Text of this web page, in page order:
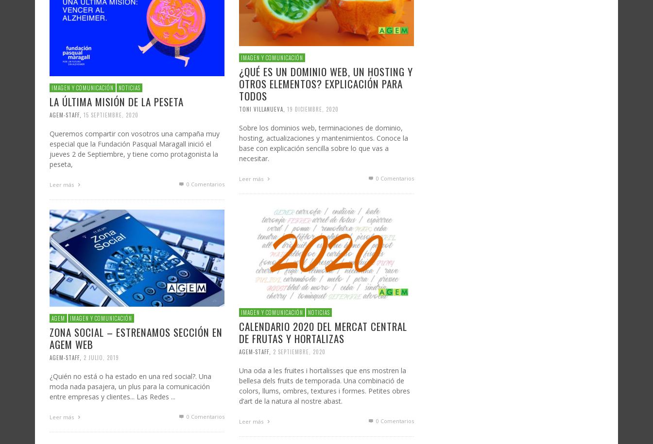
IMAGEN Y COMUNICACIÓN
¿QUÉ ES UN DOMINIO WEB, UN HOSTING Y
OTROS ELEMENTOS? EXPLICACIÓN PARA
TODOS
TONI VILLANUEVA 19 DICIEMBRE, 2020
Sobre los dominios web, terminaciones de dominio,
hosting, actualizaciones y mantenimientos. Conoce la
base con explicación sencilla sobre lo que vas a
necesitar.
Leer más 0 Comentarios
IMAGEN Y COMUNICACIÓN NOTICIAS
LA ÚLTIMA MISIÓN DE LA PESETA
AGEM-STAFF 15 SEPTIEMBRE, 2020
Queremos compartir con vosotros una campaña muy
especial que la Fundación Pasqual Maragall inició el
jueves 2 de Septiembre, y tiene como protagonista la
peseta,
Leer más 0 Comentarios
IMAGEN Y COMUNICACIÓN NOTICIAS
CALENDARIO 2020 DEL MERCAT CENTRAL
DE FRUTAS Y HORTALIZAS
AGEM-STAFF 2 SEPTIEMBRE, 2020
Una oda a les fruites i hortalisses que ens mostren la
bellesa dels fruits de temporada. Una combinació de
colors, llums, ombres, textures i formes. Petites obres
d’art de la natura al nostre abast.
Leer más 0 Comentarios
AGEM IMAGEN Y COMUNICACIÓN
ZONA SOCIAL – ESTRENAMOS SECCIÓN EN
AGEM WEB
AGEM-STAFF 2 JULIO, 2019
¿Quién no está o ha estado en una red social?. Una
moda nada pasajera, un plus para la comunicación
entre empresas y clientes... Las Redes ...
Leer más 0 Comentarios